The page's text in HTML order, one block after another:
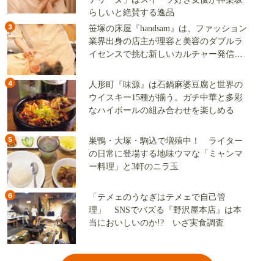
らしいと絶賛する逸品
3
笹塚の床屋『handsam』は、ファッション
業界出身の店主が理容と美容のダブルラ
イセンスで挑む新しいカルチャー発信基
4
人形町『味源』は石鍋麻婆豆腐と世界の
ウイスキー15種が揃う。ガチ中華と多彩
なハイボールの組み合わせを楽しめる
5
巣鴨・大塚・駒込で増殖中！ ライター
の日常に登場する地味ウマな「ミャンマ
ー料理」と3軒のニラ玉
6
「テメェのうなぎはテメェで自己管
理」 SNSでバズる『野沢屋本店』は本
当においしいのか!? いざ実食調査